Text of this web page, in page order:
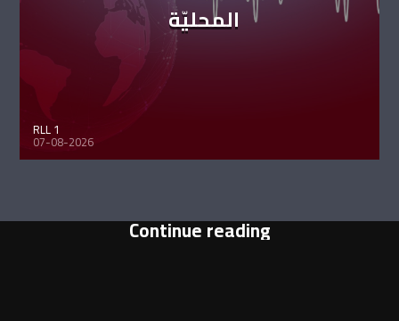
المحليّة
RLL 1
07-08-2026
Continue reading